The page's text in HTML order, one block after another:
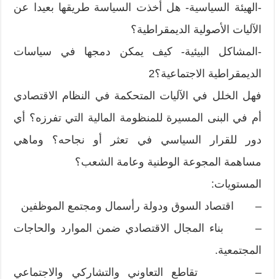
-الهيئة السياسية- هل أخذت السياسة طريقها بعيدا عن
الآليات الأصولية الديمقراطية؟
-المشاكل البيئية- كيف يمكن دمجها في سياسات
الديمقراطية الاجتماعية؟2
فهل الخلل في الآليات المتحكمة في النظام الاقتصادي
أم في البنى المسيرة للمنظومة المالية التي تفرزه؟ أي
دور للقرار السياسي في تعثر أو نجاحه؟ وماهي
مساهمة المجوعة الوطنية وعامة الشعب؟
المستويات:
– اقتصاد السوق ودولة رأسمال ومجتمع الموظفين
– بناء المجال الاقتصادي ضمن الموارد والحاجات
المجتمعية.
– تقاطع التعاوني والتشاركي والاجتماعي